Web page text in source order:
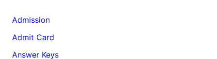
Admission
Admit Card
Answer Keys